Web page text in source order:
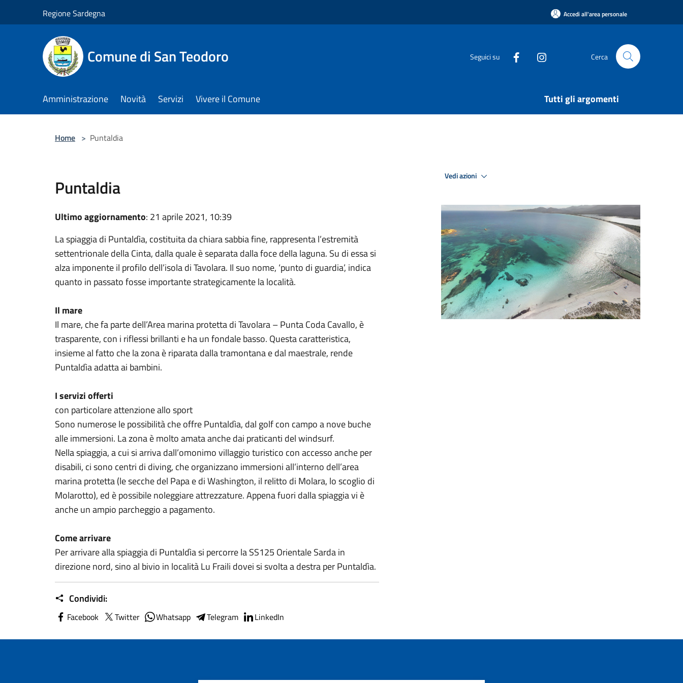
Regione Sardegna Accedi all'area personale
Comune di San Teodoro Seguici su Cerca
Amministrazione Novità Servizi Vivere il Comune Tutti gli argomenti
Home > Puntaldia
Puntaldia
Ultimo aggiornamento: 21 aprile 2021, 10:39
La spiaggia di Puntaldìa, costituita da chiara sabbia fine, rappresenta l’estremità
settentrionale della Cinta, dalla quale è separata dalla foce della laguna. Su di essa si
alza imponente il profilo dell’isola di Tavolara. Il suo nome, ‘punto di guardia’, indica
quanto in passato fosse importante strategicamente la località.
Il mare
Il mare, che fa parte dell’Area marina protetta di Tavolara – Punta Coda Cavallo, è
trasparente, con i riflessi brillanti e ha un fondale basso. Questa caratteristica,
insieme al fatto che la zona è riparata dalla tramontana e dal maestrale, rende
Puntaldìa adatta ai bambini.
I servizi offerti
con particolare attenzione allo sport
Sono numerose le possibilità che offre Puntaldìa, dal golf con campo a nove buche
alle immersioni. La zona è molto amata anche dai praticanti del windsurf.
Nella spiaggia, a cui si arriva dall’omonimo villaggio turistico con accesso anche per
disabili, ci sono centri di diving, che organizzano immersioni all’interno dell’area
marina protetta (le secche del Papa e di Washington, il relitto di Molara, lo scoglio di
Molarotto), ed è possibile noleggiare attrezzature. Appena fuori dalla spiaggia vi è
anche un ampio parcheggio a pagamento.
Come arrivare
Per arrivare alla spiaggia di Puntaldìa si percorre la SS125 Orientale Sarda in
direzione nord, sino al bivio in località Lu Fraili dovei si svolta a destra per Puntaldìa.
Condividi:
Facebook Twitter Whatsapp Telegram LinkedIn
Vedi azioni